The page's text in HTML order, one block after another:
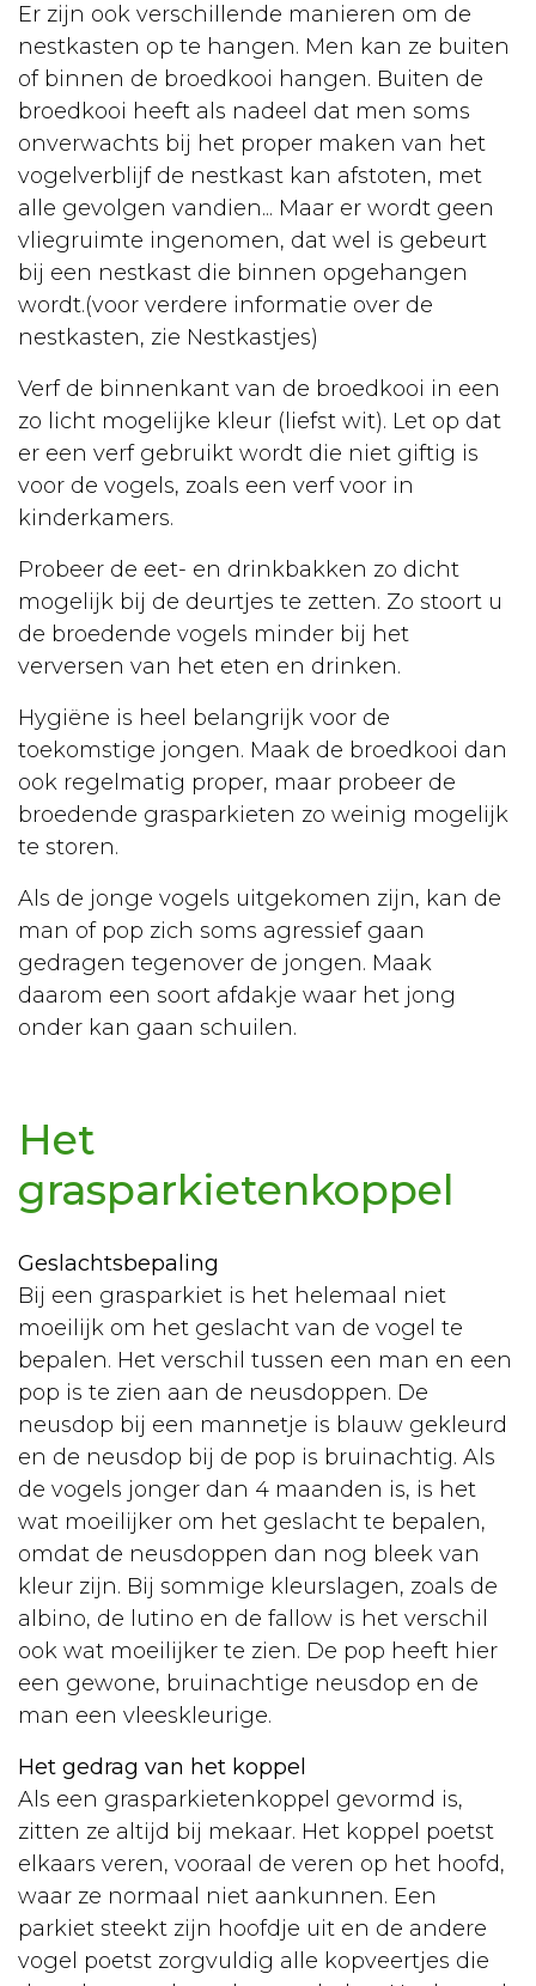
Aankoop
Huisvesting
Verzorging
Voeding
Ziekten
Parkieten
Aankoop
Huisvesting
Opvoeding
Voeding
Kweken
Kanaries
Aankoop
Verzorging
Voeding
Kweken
Volièrevogels
Aankoop
Volière
Kippen
Algemeen
Verzorging
Voeding
Rassen
Ziekten
Duiven
Aankoop
Rassen
Huisvesting
Verzorging
Voeding
Vogelgroep
Andere
Konijn
Aanschaf
Er zijn ook verschillende manieren om de
nestkasten op te hangen. Men kan ze buiten
of binnen de broedkooi hangen. Buiten de
broedkooi heeft als nadeel dat men soms
onverwachts bij het proper maken van het
vogelverblijf de nestkast kan afstoten, met
alle gevolgen vandien... Maar er wordt geen
vliegruimte ingenomen, dat wel is gebeurt
bij een nestkast die binnen opgehangen
wordt.(voor verdere informatie over de
nestkasten, zie Nestkastjes)
Verf de binnenkant van de broedkooi in een
zo licht mogelijke kleur (liefst wit). Let op dat
er een verf gebruikt wordt die niet giftig is
voor de vogels, zoals een verf voor in
kinderkamers.
Probeer de eet- en drinkbakken zo dicht
mogelijk bij de deurtjes te zetten. Zo stoort u
de broedende vogels minder bij het
verversen van het eten en drinken.
Hygiëne is heel belangrijk voor de
toekomstige jongen. Maak de broedkooi dan
ook regelmatig proper, maar probeer de
broedende grasparkieten zo weinig mogelijk
te storen.
Als de jonge vogels uitgekomen zijn, kan de
man of pop zich soms agressief gaan
gedragen tegenover de jongen. Maak
daarom een soort afdakje waar het jong
onder kan gaan schuilen.
Het
grasparkietenkoppel
Geslachtsbepaling
Bij een grasparkiet is het helemaal niet
moeilijk om het geslacht van de vogel te
bepalen. Het verschil tussen een man en een
pop is te zien aan de neusdoppen. De
neusdop bij een mannetje is blauw gekleurd
en de neusdop bij de pop is bruinachtig. Als
de vogels jonger dan 4 maanden is, is het
wat moeilijker om het geslacht te bepalen,
omdat de neusdoppen dan nog bleek van
kleur zijn. Bij sommige kleurslagen, zoals de
albino, de lutino en de fallow is het verschil
ook wat moeilijker te zien. De pop heeft hier
een gewone, bruinachtige neusdop en de
man een vleeskleurige.
Het gedrag van het koppel
Als een grasparkietenkoppel gevormd is,
zitten ze altijd bij mekaar. Het koppel poetst
elkaars veren, vooraal de veren op het hoofd,
waar ze normaal niet aankunnen. Een
parkiet steekt zijn hoofdje uit en de andere
vogel poetst zorgvuldig alle kopveertjes die